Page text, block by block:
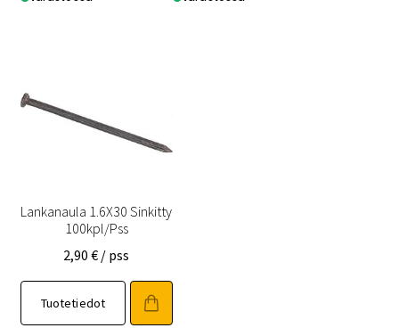
Lankanaula 1.6X30 Sinkitty
100kpl/Pss
2,90€ / pss
Tuotetiedot